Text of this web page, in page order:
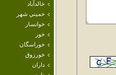
خالدآباد
خميني شهر
خوانسار
خور
خوراسگان
خورزوق
داران